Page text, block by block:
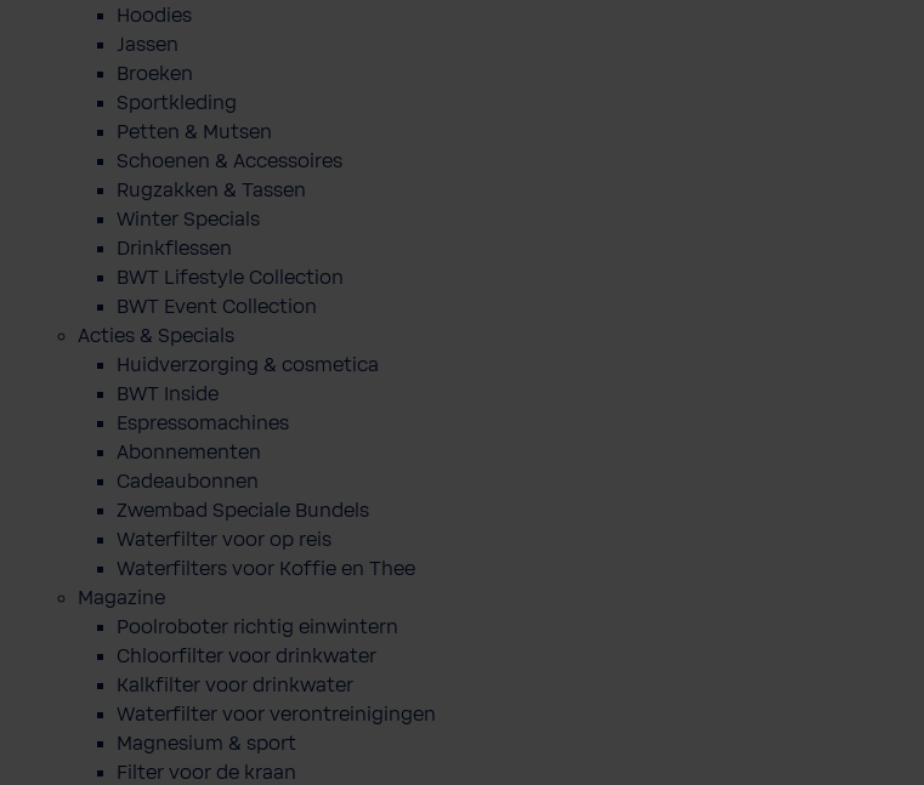
Hoodies
Jassen
Broeken
Sportkleding
Petten & Mutsen
Schoenen & Accessoires
Rugzakken & Tassen
Winter Specials
Drinkflessen
BWT Lifestyle Collection
BWT Event Collection
Acties & Specials
Huidverzorging & cosmetica
BWT Inside
Espressomachines
Abonnementen
Cadeaubonnen
Zwembad Speciale Bundels
Waterfilter voor op reis
Waterfilters voor Koffie en Thee
Magazine
Poolroboter richtig einwintern
Chloorfilter voor drinkwater
Kalkfilter voor drinkwater
Waterfilter voor verontreinigingen
Magnesium & sport
Filter voor de kraan